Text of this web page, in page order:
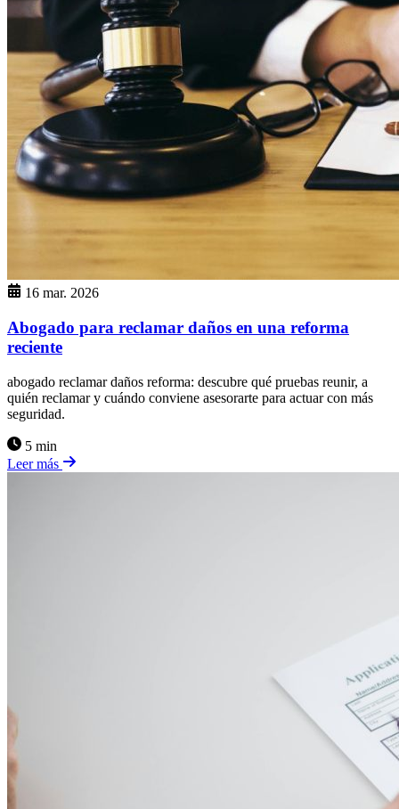
16 mar. 2026
Abogado para reclamar daños en una reforma
reciente
abogado reclamar daños reforma: descubre qué pruebas reunir, a
quién reclamar y cuándo conviene asesorarte para actuar con más
seguridad.
5 min
Leer más